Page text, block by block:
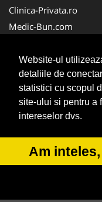
Website-ul
detaliile de
statistici cu scopul
site-ului si pentru a
intereselor dvs.
Am
Clinica-Privata.ro
Medic-Bun.com
Cabinet-Individual.ro
Cardiologul.ro
CentruInchirieri.ro
NonStopDeschis.ro
© 2014-2026
ANPC SOL